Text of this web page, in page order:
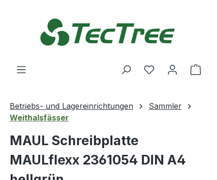
Du hast 0
Betriebs- und Lagereinrichtungen
Sammler
Weithalsfässer
MAUL Schreibplatte
MAULflexx 2361054 DIN A4